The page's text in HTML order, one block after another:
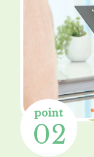
point
02